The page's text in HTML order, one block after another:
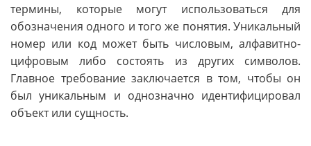
термины, которые могут использоваться для
обозначения одного и того же понятия. Уникальный
номер или код может быть числовым, алфавитно-
цифровым либо состоять из других символов.
Главное требование заключается в том, чтобы он
был уникальным и однозначно идентифицировал
объект или сущность.